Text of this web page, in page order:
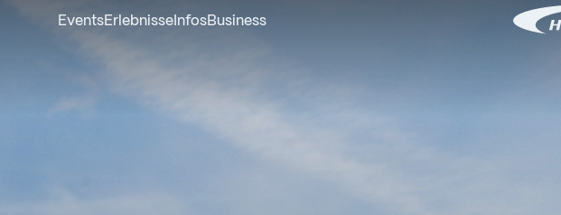
Events Erlebnisse InfosBusiness